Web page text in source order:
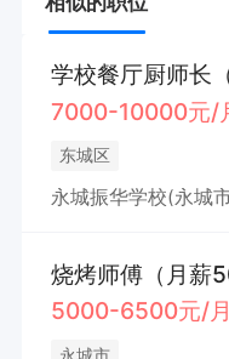
学校餐厅厨师长
7000-10000元/
东城区
永城振华学校(永城
烧烤师傅（月薪
5000-6500元/月
永城市